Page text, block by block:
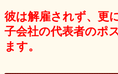
彼は解雇されず、更
子会社の代表者のポ
ます。